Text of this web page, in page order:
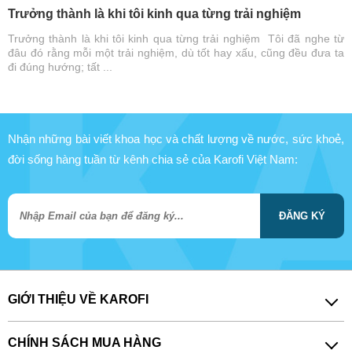
Trưởng thành là khi tôi kinh qua từng trải nghiệm
Trưởng thành là khi tôi kinh qua từng trải nghiệm Tôi đã nghe từ
đâu đó rằng mỗi một trải nghiệm, dù tốt hay xấu, cũng đều đưa ta
đi đúng hướng; tất ...
Nhận những bài viết khoa học và chất lượng về nước, sức khoẻ,
đời sống hàng tuần từ kênh chia sẻ của Karofi Việt Nam:
ĐĂNG KÝ
GIỚI THIỆU VỀ KAROFI
CHÍNH SÁCH MUA HÀNG